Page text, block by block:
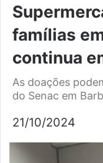
famílias
continua
As doações
do Senac em
21/10/2024